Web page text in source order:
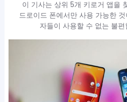
이 기사는 상위 5개 키로거 앱을
드로이드 폰에서만 사용 가능한
자들이 사용할 수 없는 불